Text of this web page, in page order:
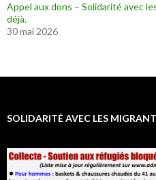
Appel aux dons – Solidarité avec
déjà.
30 mai 2026
SOLIDARITÉ AVEC LES